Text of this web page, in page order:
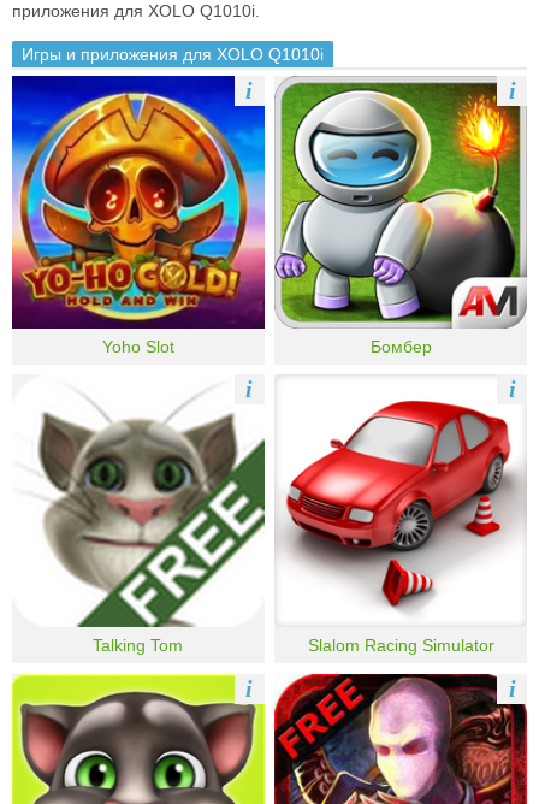
приложения для XOLO Q1010i.
Игры и приложения для XOLO Q1010i
Yoho Slot
i
Бомбер
i
Talking Tom
i
Slalom Racing Simulator
i
i i